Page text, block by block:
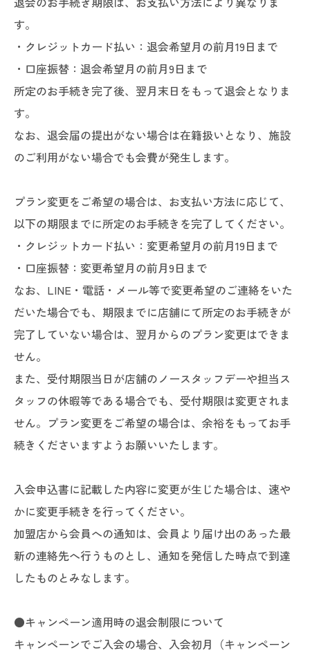
す。
・クレジットカード払い：退会希望月の前月19日まで
・口座振替：退会希望月の前月9日まで
所定のお手続き完了後、翌月末日をもって退会となりま
す。
なお、退会届の提出がない場合は在籍扱いとなり、施設
のご利用がない場合でも会費が発生します。
プラン変更をご希望の場合は、お支払い方法に応じて、
以下の期限までに所定のお手続きを完了してください。
・クレジットカード払い：変更希望月の前月19日まで
・口座振替：変更希望月の前月9日まで
なお、LINE・電話・メール等で変更希望のご連絡をいた
だいた場合でも、期限までに店舗にて所定のお手続きが
完了していない場合は、翌月からのプラン変更はできま
せん。
また、受付期限当日が店舗のノースタッフデーや担当ス
タッフの休暇等である場合でも、受付期限は変更されま
せん。プラン変更をご希望の場合は、余裕をもってお手
続きくださいますようお願いいたします。
入会申込書に記載した内容に変更が生じた場合は、速や
かに変更手続きを行ってください。
加盟店から会員への通知は、会員より届け出のあった最
新の連絡先へ行うものとし、通知を発信した時点で到達
したものとみなします。
●キャンペーン適用時の退会制限について
キャンペーンでご入会の場合、入会初月（キャンペーン